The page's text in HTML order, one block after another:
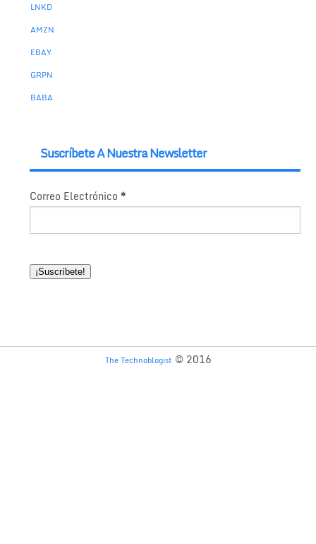
LNKD
AMZN
EBAY
GRPN
BABA
Suscríbete A Nuestra Newsletter
Correo Electrónico *
The Technoblogist © 2016